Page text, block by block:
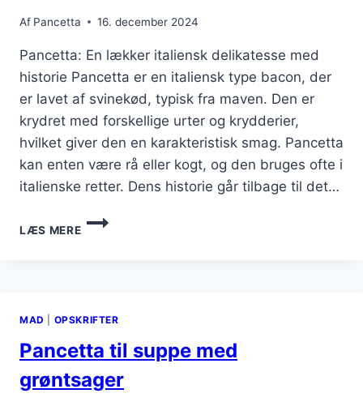
Af Pancetta 16. december 2024
Pancetta: En lækker italiensk delikatesse med
historie Pancetta er en italiensk type bacon, der
er lavet af svinekød, typisk fra maven. Den er
krydret med forskellige urter og krydderier,
hvilket giver den en karakteristisk smag. Pancetta
kan enten være rå eller kogt, og den bruges ofte i
italienske retter. Dens historie går tilbage til det…
LÆS MERE
PANCETTA
MED
MAD OPSKRIFTER
Pancetta til suppe med
grøntsager